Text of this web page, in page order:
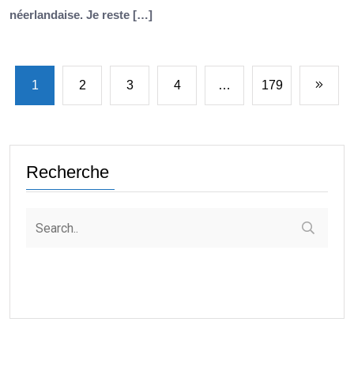
néerlandaise. Je reste […]
1 2 3 4 … 179
Recherche